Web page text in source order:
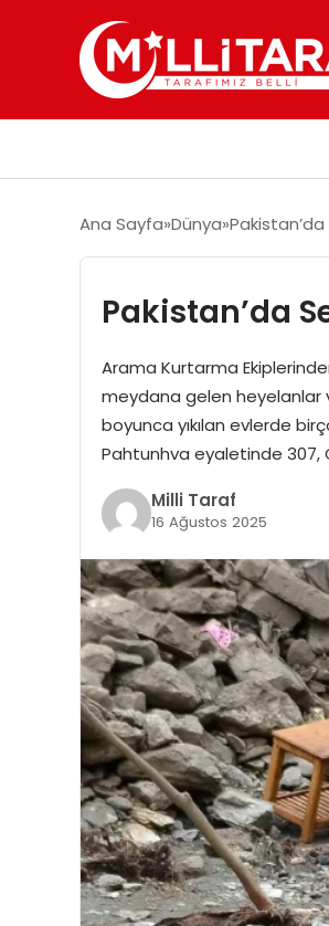
Ana Sayfa Dünya Pakistan’da
Pakistan’da
Arama Kurtarma
meydana gelen heyelanlar
boyunca yıkılan evlerde
Pahtunhva eyaletinde 307,
Milli Taraf
16 Ağustos 2025